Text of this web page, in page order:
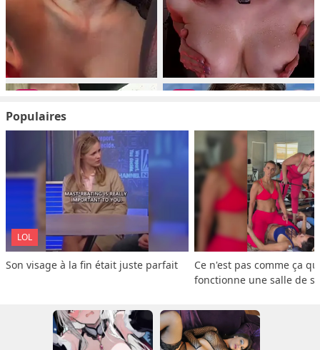
Populaires
LOL
Son visage à la fin était juste parfait
Ce n'est pas comme ça
fonctionne une salle de